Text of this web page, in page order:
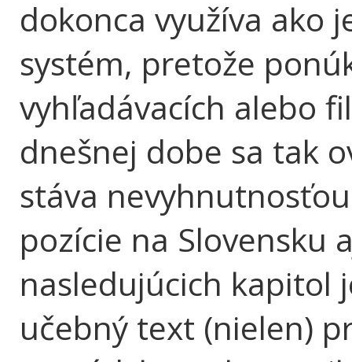
dokonca využíva ako
systém, pretože
vyhľadávacích alebo
dnešnej dobe sa tak
stáva
pozície na Slovensku
nasledujúcich kapitol
učebný text (nielen)